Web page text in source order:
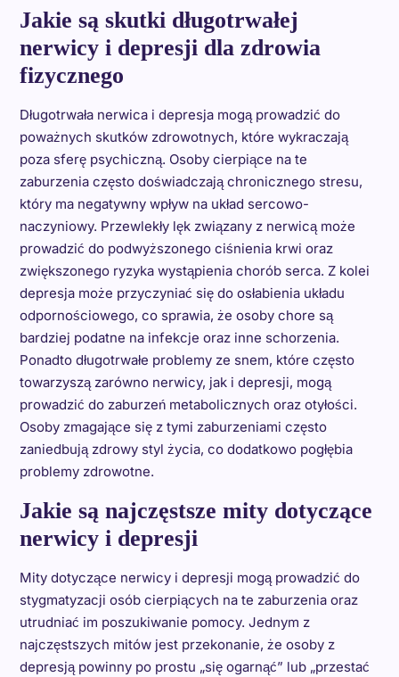
Jakie są skutki długotrwałej
nerwicy i depresji dla zdrowia
fizycznego
Długotrwała nerwica i depresja mogą prowadzić do
poważnych skutków zdrowotnych, które wykraczają
poza sferę psychiczną. Osoby cierpiące na te
zaburzenia często doświadczają chronicznego stresu,
który ma negatywny wpływ na układ sercowo-
naczyniowy. Przewlekły lęk związany z nerwicą może
prowadzić do podwyższonego ciśnienia krwi oraz
zwiększonego ryzyka wystąpienia chorób serca. Z kolei
depresja może przyczyniać się do osłabienia układu
odpornościowego, co sprawia, że osoby chore są
bardziej podatne na infekcje oraz inne schorzenia.
Ponadto długotrwałe problemy ze snem, które często
towarzyszą zarówno nerwicy, jak i depresji, mogą
prowadzić do zaburzeń metabolicznych oraz otyłości.
Osoby zmagające się z tymi zaburzeniami często
zaniedbują zdrowy styl życia, co dodatkowo pogłębia
problemy zdrowotne.
Jakie są najczęstsze mity dotyczące
nerwicy i depresji
Mity dotyczące nerwicy i depresji mogą prowadzić do
stygmatyzacji osób cierpiących na te zaburzenia oraz
utrudniać im poszukiwanie pomocy. Jednym z
najczęstszych mitów jest przekonanie, że osoby z
depresją powinny po prostu „się ogarnąć” lub „przestać